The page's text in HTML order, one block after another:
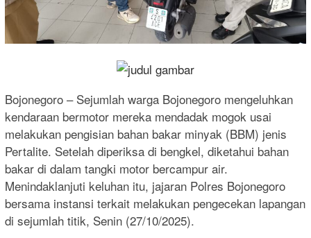
Bojonegoro – Sejumlah warga Bojonegoro mengeluhkan
kendaraan bermotor mereka mendadak mogok usai
melakukan pengisian bahan bakar minyak (BBM) jenis
Pertalite. Setelah diperiksa di bengkel, diketahui bahan
bakar di dalam tangki motor bercampur air.
Menindaklanjuti keluhan itu, jajaran Polres Bojonegoro
bersama instansi terkait melakukan pengecekan lapangan
di sejumlah titik, Senin (27/10/2025).